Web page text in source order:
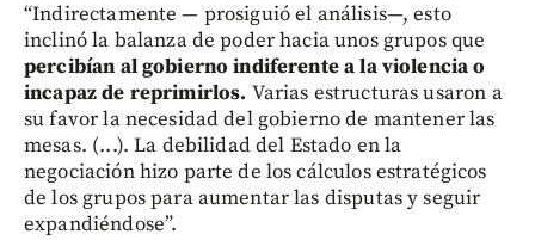
“Indirectamente — prosiguió el análisis—, esto
inclinó la balanza de poder hacia unos grupos que
percibían al gobierno indiferente a la violencia o
incapaz de reprimirlos. Varias estructuras usaron a
su favor la necesidad del gobierno de mantener las
mesas. (...). La debilidad del Estado en la
negociación hizo parte de los cálculos estratégicos
de los grupos para aumentar las disputas y seguir
expandiéndose”.